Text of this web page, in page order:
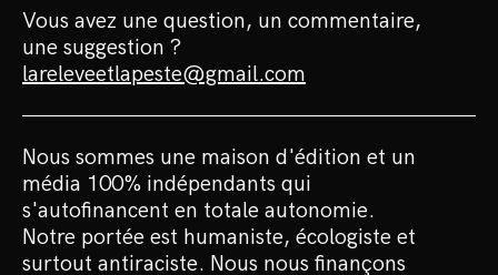
Vous avez une question, un commentaire,
une suggestion ?
lareleveetlapeste@gmail.com
Nous sommes une maison d'édition et un
média 100% indépendants qui
s'autofinancent en totale autonomie.
Notre portée est humaniste, écologiste et
surtout antiraciste. Nous nous finançons